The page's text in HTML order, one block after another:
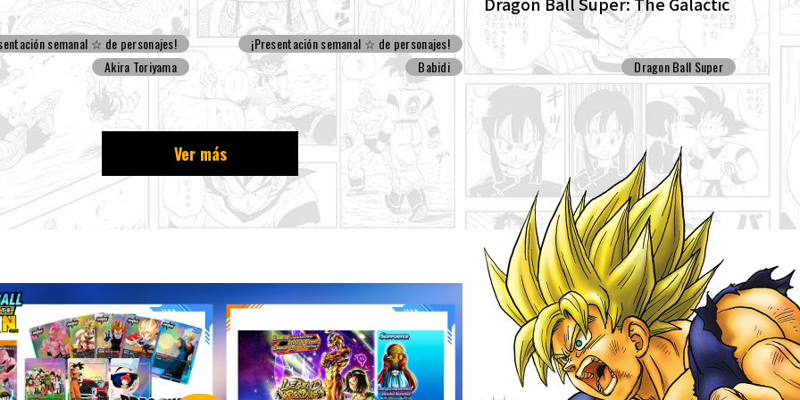
semanal ☆ de personajes!
Akira Toriyama
¡Presentación semanal ☆ de personajes!
Babidi
Patrol Set For Production!
Dragon Ball Super
Ver más